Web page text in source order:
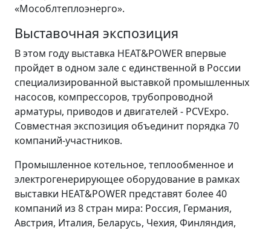
«Мособлтеплоэнерго».
Выставочная экспозиция
В этом году выставка HEAT&POWER впервые
пройдет в одном зале с единственной в России
специализированной выставкой промышленных
насосов, компрессоров, трубопроводной
арматуры, приводов и двигателей - PCVExpo.
Совместная экспозиция объединит порядка 70
компаний-участников.
Промышленное котельное, теплообменное и
электрогенерирующее оборудование в рамках
выставки HEAT&POWER представят более 40
компаний из 8 стран мира: Россия, Германия,
Австрия, Италия, Беларусь, Чехия, Финляндия,